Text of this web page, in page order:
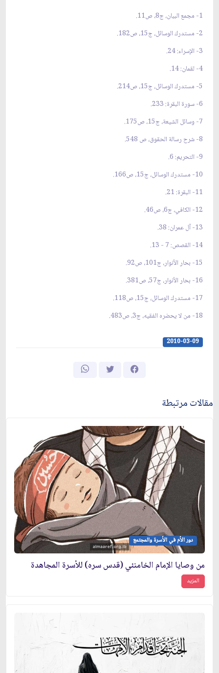
1- مجمع البيان، ج8، ص11.
2- مستدرك الوسائل، ج15، ص182.
3- الإسراء: 24.
4- لقمان: 14.
5- مستدرك الوسائل، ج15، ص214.
6- سورة البقرة: 233.
7- وسائل الشيعة، ج15، ص175.
8- شرح رسالة الحقوق، ص 548.
9- التحريم: 6.
10- مستدرك الوسائل، ج15، ص166.
11- البقرة: 21.
12- الكافي، ج6، ص46.
13- آل عمران: 38.
14- القصص: 7 - 13.
15- بحار الأنوار، ج101، ص92.
16- بحار الأنوار، ج57، ص381.
17- مستدرك الوسائل، ج15، ص118.
18- من لا يحضره الفقيه، ج3، ص483.
2010-03-09
مقالات مرتبطة
دور الأم في الأسرة والمجتمع
من وصايا الإمام الخامنئي (قدس سره) للأسرة المجاهدة
المزيد